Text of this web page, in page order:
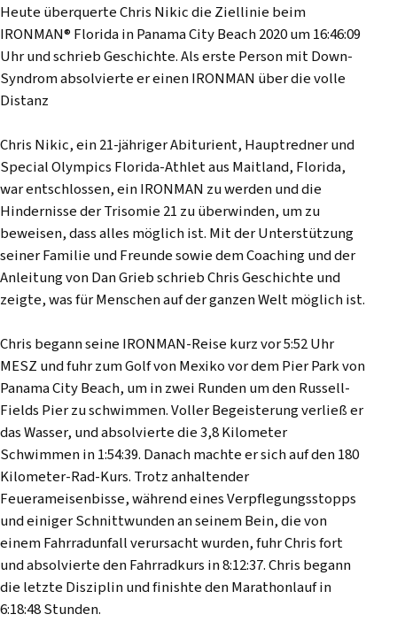
Heute überquerte Chris Nikic die Ziellinie beim
IRONMAN® Florida in Panama City Beach 2020 um 16:46:09
Uhr und schrieb Geschichte. Als erste Person mit Down-
Syndrom absolvierte er einen IRONMAN über die volle
Distanz
Chris Nikic, ein 21-jähriger Abiturient, Hauptredner und
Special Olympics Florida-Athlet aus Maitland, Florida,
war entschlossen, ein IRONMAN zu werden und die
Hindernisse der Trisomie 21 zu überwinden, um zu
beweisen, dass alles möglich ist. Mit der Unterstützung
seiner Familie und Freunde sowie dem Coaching und der
Anleitung von Dan Grieb schrieb Chris Geschichte und
zeigte, was für Menschen auf der ganzen Welt möglich ist.
Chris begann seine IRONMAN-Reise kurz vor 5:52 Uhr
MESZ und fuhr zum Golf von Mexiko vor dem Pier Park von
Panama City Beach, um in zwei Runden um den Russell-
Fields Pier zu schwimmen. Voller Begeisterung verließ er
das Wasser, und absolvierte die 3,8 Kilometer
Schwimmen in 1:54:39. Danach machte er sich auf den 180
Kilometer-Rad-Kurs. Trotz anhaltender
Feuerameisenbisse, während eines Verpflegungsstopps
und einiger Schnittwunden an seinem Bein, die von
einem Fahrradunfall verursacht wurden, fuhr Chris fort
und absolvierte den Fahrradkurs in 8:12:37. Chris begann
die letzte Disziplin und finishte den Marathonlauf in
6:18:48 Stunden.